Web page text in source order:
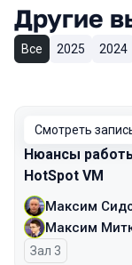
Другие
Все 2025 2024
Смотреть
Нюансы
HotSpot VM
Максим
Максим
Зал 3